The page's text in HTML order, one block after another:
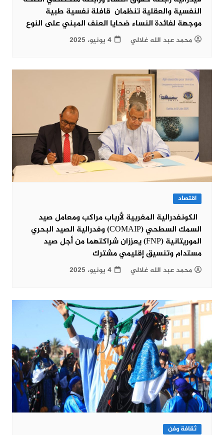
النفسية والعقلية تنظمان قافلة نفسية طبية
موجهة لفائدة النساء ضحايا العنف المبني على النوع
محمد عبد الله غلالي 4 يونيو، 2025
اقتصاد
الكونفدرالية المغربية لأرباب مراكب ومعامل صيد
السمك السطحي (COMAIP) وفدرالية الصيد البحري
الموريتانية (FNP) يعززان شراكتهما من أجل صيد
مستدام وتنسيق إقليمي مشترك
محمد عبد الله غلالي 4 يونيو، 2025
ثقافة وفن